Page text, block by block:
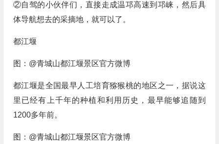
②自驾的小伙伴们，直接走成温邛高速到邛崃，然后具
体导航想去的采摘地，就可以了。
都江堰
图：@青城山都江堰景区官方微博
都江堰是全国最早人工培育猕猴桃的地区之一，据说这
里已经有上千年的种植和利用历史，最早能够追随到
1200多年前。
图：@青城山都江堰景区官方微博